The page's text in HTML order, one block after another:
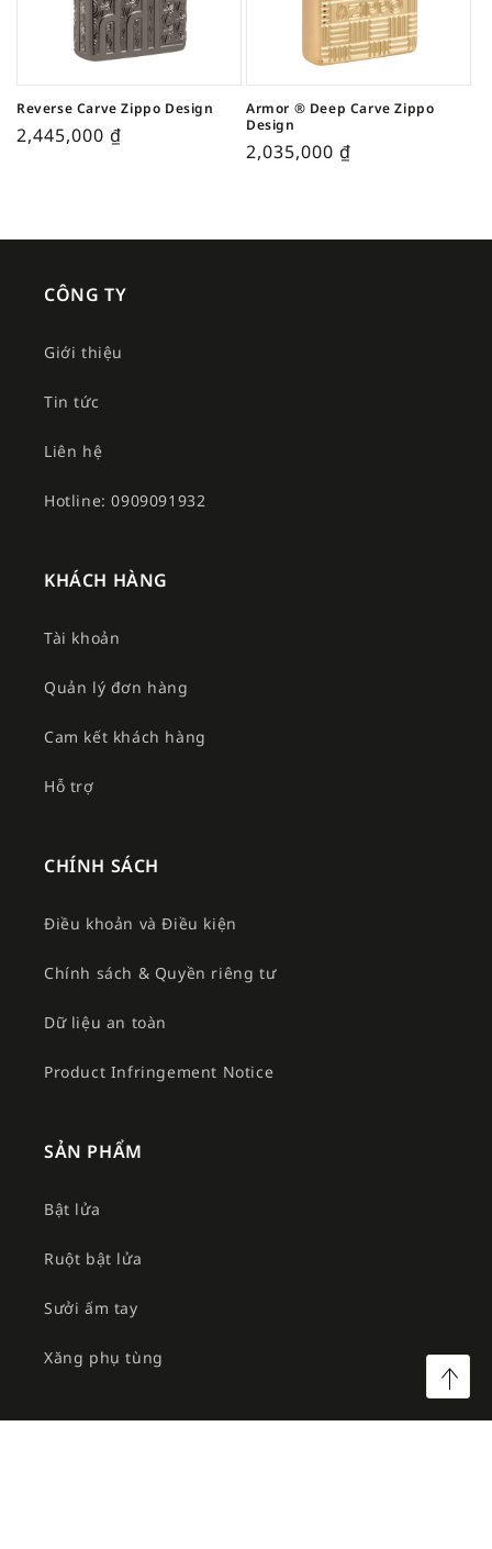
Reverse Carve Zippo Design
2,445,000 ₫
Armor ® Deep Carve Zippo
Design
2,035,000 ₫
CÔNG TY
Giới thiệu
Tin tức
Liên hệ
Hotline: 0909091932
KHÁCH HÀNG
Tài khoản
Quản lý đơn hàng
Cam kết khách hàng
Hỗ trợ
CHÍNH SÁCH
Điều khoản và Điều kiện
Chính sách & Quyền riêng tư
Dữ liệu an toàn
Product Infringement Notice
SẢN PHẨM
Bật lửa
Ruột bật lửa
Sưởi ấm tay
Xăng phụ tùng